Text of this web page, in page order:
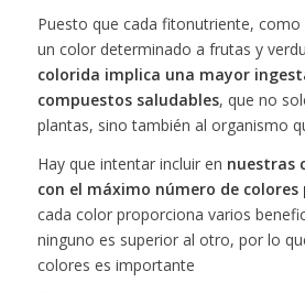
Puesto que cada fitonutriente,
un color determinado a frutas y
colorida implica una mayor
compuestos saludables, que no
plantas, sino también al organismo
Hay que intentar incluir en nuestras
con el máximo número de colores
cada color proporciona varios
ninguno es superior al otro, por lo
colores es importante